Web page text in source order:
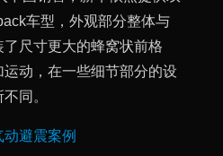
车型，外观部分整体与
尺寸更大的蜂窝状前格
动，在一些细节部分的设
同。
避震案例